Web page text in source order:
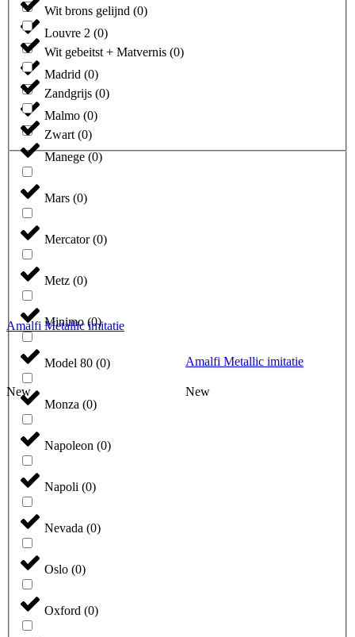
Louvre 2 (0)
Madrid (0)
Malmo (0)
Manege (0)
Mars (0)
Mercator(0)
Metz (0)
Minimo(0)
Model 80 (0)
Monza (0)
Napoleon (0)
Napoli (0)
Nevada (0)
Oslo (0)
Oxford (0)
Wit brons gelijnd (0)
Wit gebeitst + Matvernis (0)
Zandgrijs (0)
Zwart (0)
Amalfi Metallic imitatie
Amalfi Metallic imitatie
New New